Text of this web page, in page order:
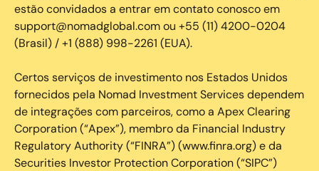
estão convidados a entrar em contato conosco em
support@nomadglobal.com ou +55 (11) 4200-0204
(Brasil) / +1 (888) 998-2261 (EUA).
Certos serviços de investimento nos Estados Unidos
fornecidos pela Nomad Investment Services dependem
de integrações com parceiros, como a Apex Clearing
Corporation (“Apex”), membro da Financial Industry
Regulatory Authority (“FINRA”) (www.finra.org) e da
Securities Investor Protection Corporation (“SIPC”)